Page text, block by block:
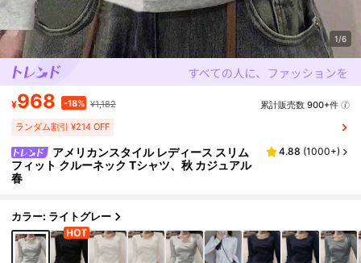
1/6
¥968 -18% ¥1,182
累計販売数 900+件
ランダム割引 ¥214 OFF
アメリカンスタイル レディース スリム
フィット クルーネック Tシャツ、秋 カジュアル
春
4.88 (1000+)
カラー: ライトグレー